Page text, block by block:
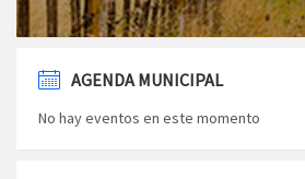
AGENDA MUNICIPAL
No hay eventos en este momento